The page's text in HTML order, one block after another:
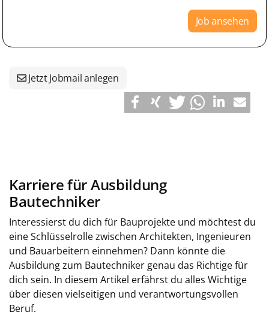
Job ansehen
Jetzt Jobmail anlegen
Karriere für Ausbildung
Bautechniker
Interessierst du dich für Bauprojekte und möchtest du
eine Schlüsselrolle zwischen Architekten, Ingenieuren
und Bauarbeitern einnehmen? Dann könnte die
Ausbildung zum Bautechniker genau das Richtige für
dich sein. In diesem Artikel erfährst du alles Wichtige
über diesen vielseitigen und verantwortungsvollen
Beruf.